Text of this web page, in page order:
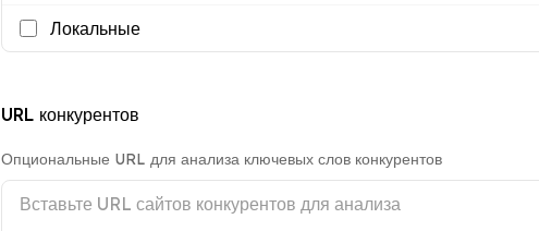
Локальные
URL конкурентов
Опциональные URL для анализа ключевых слов конкурентов